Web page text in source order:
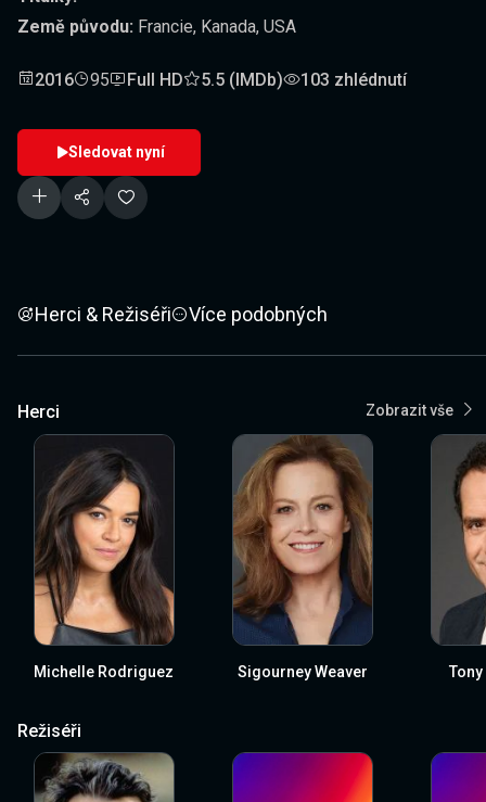
Země původu: Francie, Kanada, USA
2016 95 Full HD 5.5 (IMDb) 103 zhlédnutí
Sledovat nyní
Herci & Režiséři Více podobných
Herci Zobrazit vše
Michelle Rodriguez Sigourney Weaver
Režiséři